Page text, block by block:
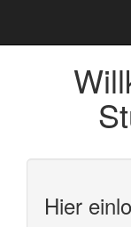
Hier